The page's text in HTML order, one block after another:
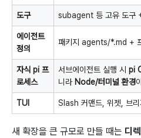
도구 subagent 등 고유 도구
에이전트
정의
패키지 agents/*.md +
자식 pi 프
로세스
서브에이전트 실행 시 pi
니라 Node/터미널 환경
TUI Slash 커맨드, 위젯, 브
새 확장을 큰 규모로 만들 때는 디